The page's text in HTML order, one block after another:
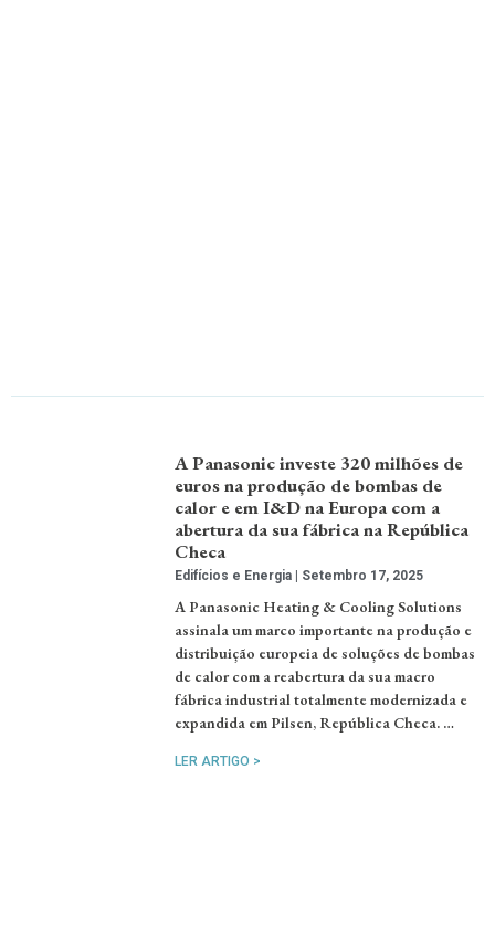
A Panasonic investe 320 milhões de
euros na produção de bombas de
calor e em I&D na Europa com a
abertura da sua fábrica na República
Checa
Edifícios e Energia Setembro 17, 2025
A Panasonic Heating & Cooling Solutions
assinala um marco importante na produção e
distribuição europeia de soluções de bombas
de calor com a reabertura da sua macro
fábrica industrial totalmente modernizada e
expandida em Pilsen, República Checa. …
LER ARTIGO >